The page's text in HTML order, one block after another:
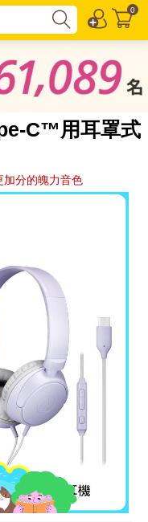
0
C™用耳罩式
加分的魄力音色